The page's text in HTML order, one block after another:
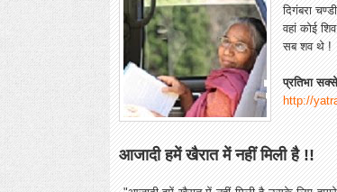
दिगंबरा
वहां कोई
सब शव थे !
प्रतिभा
http://
आजादी हमें खैरात में नहीं मिली है !!